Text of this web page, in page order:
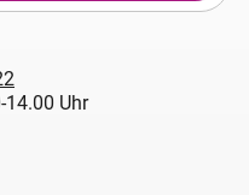
14.00 Uhr